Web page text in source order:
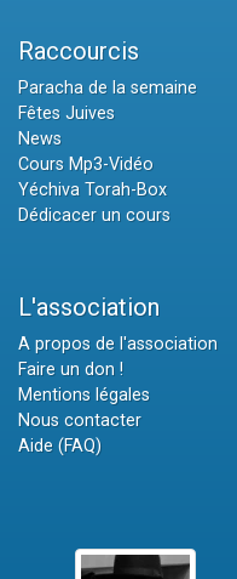
Raccourcis
Paracha de la semaine
Fêtes Juives
News
Cours Mp3-Vidéo
Yéchiva Torah-Box
Dédicacer un cours
L'association
A propos de l'association
Faire un don !
Mentions légales
Nous contacter
Aide (FAQ)